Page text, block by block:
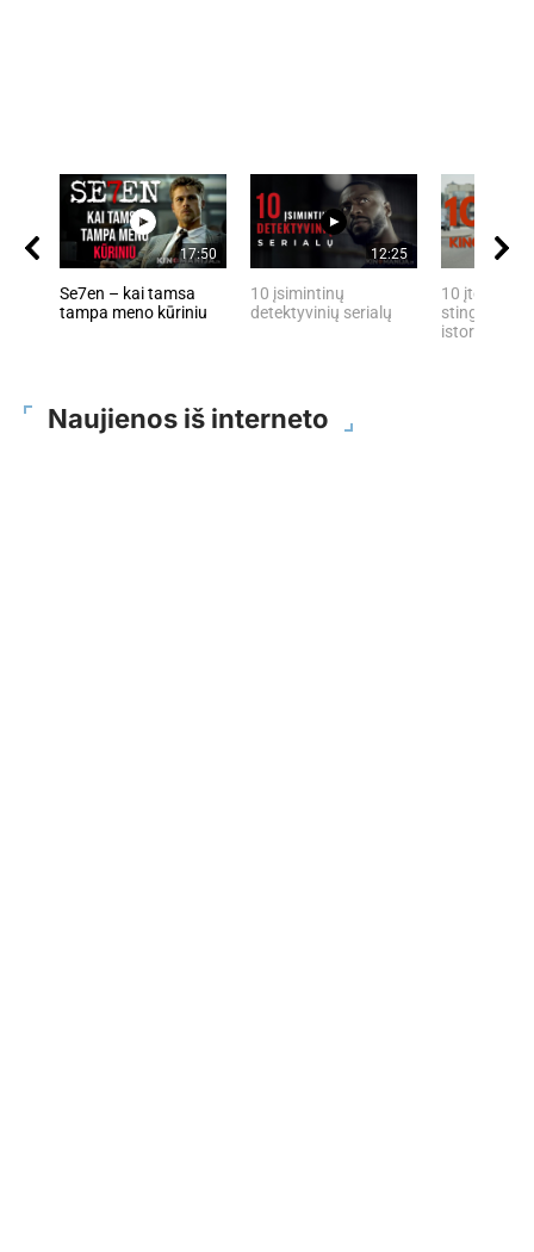
17:50
Se7en – kai tamsa
tampa meno kūriniu
12:25
10 įsimintinų
detektyvinių serialų
10 įtemptų,
stingdančių
istorijų
Naujienos iš interneto